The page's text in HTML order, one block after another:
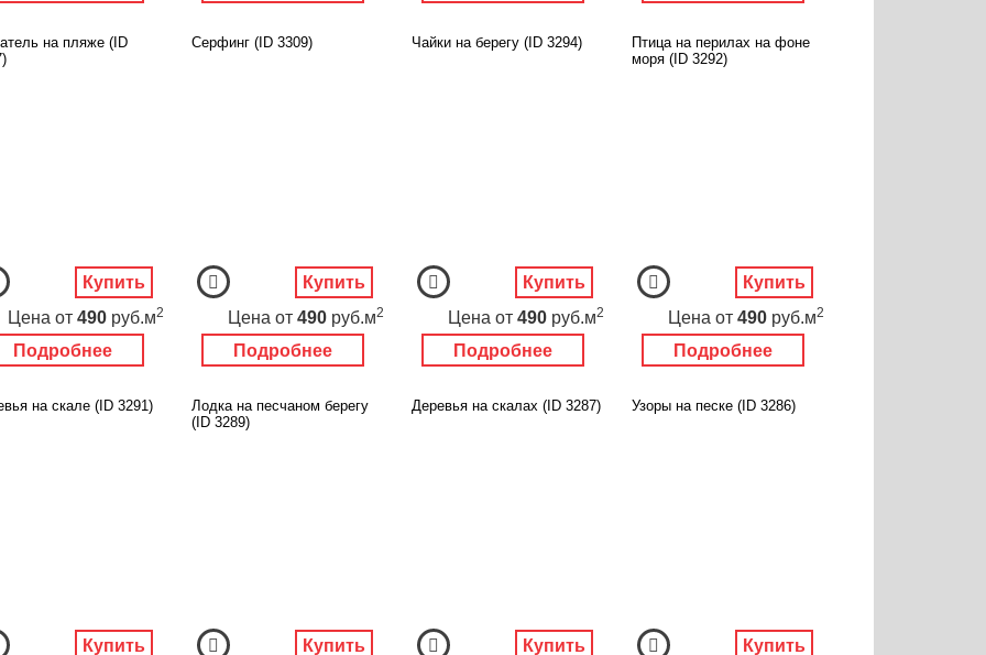
на пляже (ID
Подробнее
Цена от 490 руб.м2
Купить
Серфинг (ID 3309)
Подробнее
Цена от 490 руб.м2
Купить
Чайки на берегу (ID 3294)
Подробнее
Цена от 490 руб.м2
Купить
Птица на перилах на фоне
моря (ID 3292)
Подробнее
Цена от 490 руб.м2
Купить
на скале (ID 3291)
Купить
Лодка на песчаном берегу
(ID 3289)
Купить
Деревья на скалах (ID 3287)
Купить
Узоры на песке (ID 3286)
Купить